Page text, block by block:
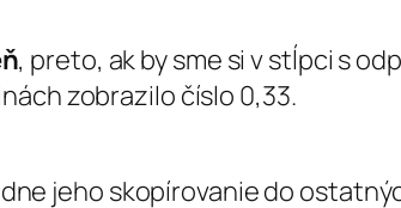
, preto, ak by sme si v stĺpci s
zobrazilo číslo 0,33.
jeho skopírovanie do